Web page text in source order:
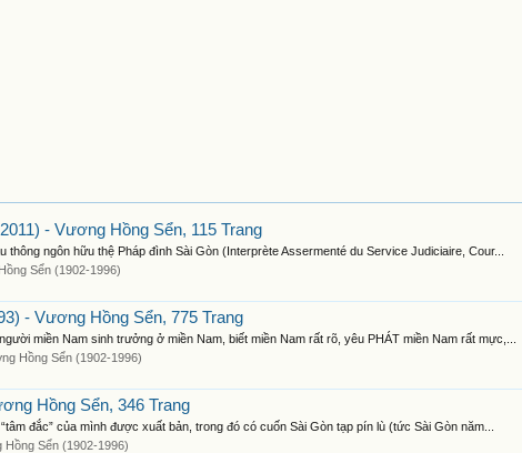
- Vương Hồng Sển, 115 Trang
ngôn hữu thệ Pháp đình Sài Gòn (Interprète Assermenté du Service Judiciaire, Cour...
Sển (1902-1996)
- Vương Hồng Sển, 775 Trang
miền Nam sinh trưởng ở miền Nam, biết miền Nam rất rõ, yêu PHÁT miền Nam rất mực,...
Hồng Sển (1902-1996)
Hồng Sển, 346 Trang
đắc” của mình được xuất bản, trong đó có cuốn Sài Gòn tạp pín lù (tức Sài Gòn năm...
Hồng Sển (1902-1996)